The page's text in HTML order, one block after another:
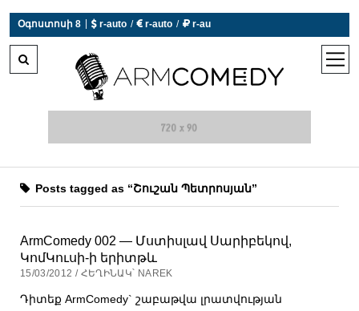
Օգոստոսի 8  r-auto /  r-auto /  r-au
open
Posts tagged as “Շուշան Պետրոսյան”
ArmComedy 002 — Մստիսլավ Սարիբեկով,
ԿոմԿուսի-ի երիտթև
15/03/2012 / ՀԵՂԻՆԱԿ՝ NAREK
Դիտեք ArmComedy` շաբաթվա լրատվության